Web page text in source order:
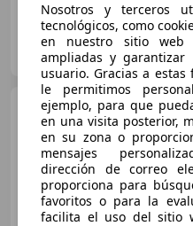
Particular
ES-28224 Pozuelo de Alarcón
Nosotros y terceros
tecnológicos, como
en nuestro sitio web
ampliadas y
usuario. Gracias a
le permitimos
ejemplo, para que
en una visita posterior,
en su zona o
mensajes
dirección de correo
proporciona para
favoritos o para la
facilita el uso del sitio